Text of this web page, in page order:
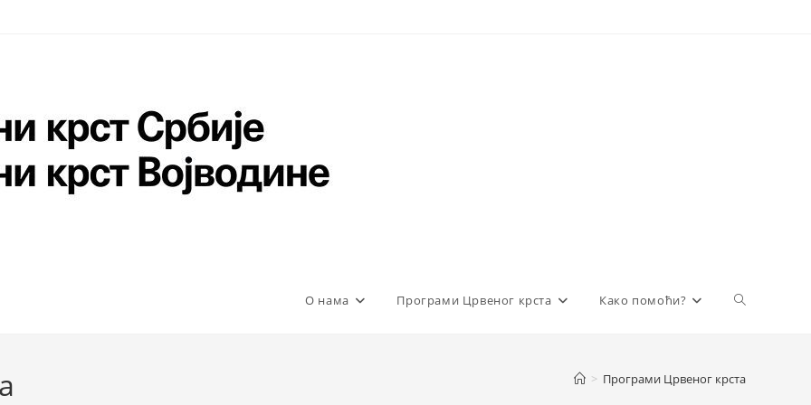
О нама Програми Црвеног крста Како помоћи? Toggle
> Програми Црвеног крста